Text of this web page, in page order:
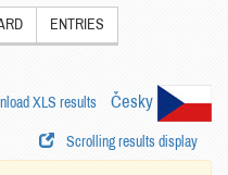
ENTRIES
Česky
XLS results
Scrolling results display